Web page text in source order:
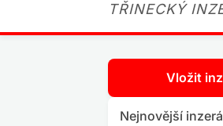
TŘINECKÝ
Vložit
Nejnovější